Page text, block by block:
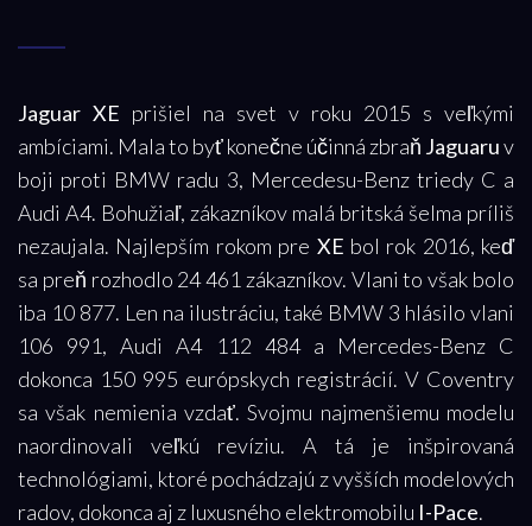
Jaguar XE prišiel na svet v roku 2015 s veľkými
ambíciami. Mala to byť konečne účinná zbraň Jaguaruv
boji proti BMW radu 3, Mercedesu-Benz triedy C a
Audi A4. Bohužiaľ, zákazníkov malá britská šelma príliš
nezaujala. Najlepším rokom pre XE bol rok 2016, keď
sa preň rozhodlo 24 461 zákazníkov. Vlani to však bolo
iba 10 877. Len na ilustráciu, také BMW 3 hlásilo vlani
106 991, Audi A4 112 484 a Mercedes-Benz C
dokonca 150 995 európskych registrácií. V Coventry
sa však nemienia vzdať. Svojmu najmenšiemu modelu
naordinovali veľkú revíziu. A tá je inšpirovaná
technológiami, ktoré pochádzajú z vyšších modelových
radov, dokonca aj z luxusného elektromobilu I-Pace.